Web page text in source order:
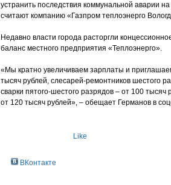
устранить последствия коммунальной аварии
считают компанию «Газпром теплоэнерго
Недавно власти города расторгли
баланс местного предприятия «Теплоэнерго».
«Мы кратно увеличиваем зарплаты и
тысяч рублей, слесарей-ремонтников шестого
сварки пятого-шестого разрядов – от 100
от 120 тысяч рублей», – обещает Германов в
Like
ВКонтакте